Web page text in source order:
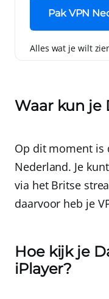
Pak VPN
Alles wat je wilt
Waar kun je
Op dit moment is
Nederland. Je
via het Britse
daarvoor heb je
Hoe kijk je
iPlayer?